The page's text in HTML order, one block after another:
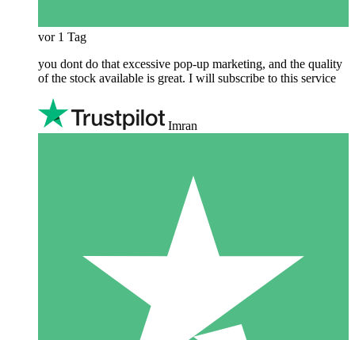
vor 1 Tag
you dont do that excessive pop-up marketing, and the quality
of the stock available is great. I will subscribe to this service
Imran